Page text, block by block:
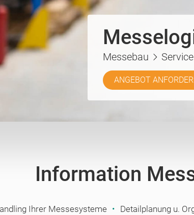
Messebau Service
ANGEBOT
Information
Ihrer Messesysteme Detailplanung u.